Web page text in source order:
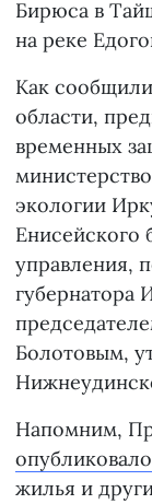
Бирюса в
на реке
Как
области,
временных
экологии
Енисейского
управления,
губернатора
Болотовым,
Напомним,
жилья и